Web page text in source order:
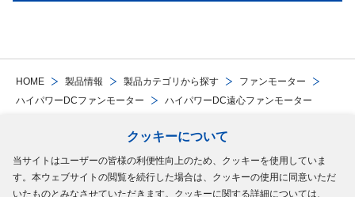
クッキーについて
当サイトはユーザーの皆様の利便性向上のため、クッキーを使用していま
す。本ウェブサイトの閲覧を続行した場合は、クッキーの使用に同意いただ
いたものとみなさせていただきます。クッキーに関する詳細については、
HOME 製品情報 製品カテゴリから探す
ファンモーター
ハイパワーDCファンモーター
ハイパワーDC遠心ファンモーター
サイトマップご利用規約個人情報の保護についてクッキーポリシー